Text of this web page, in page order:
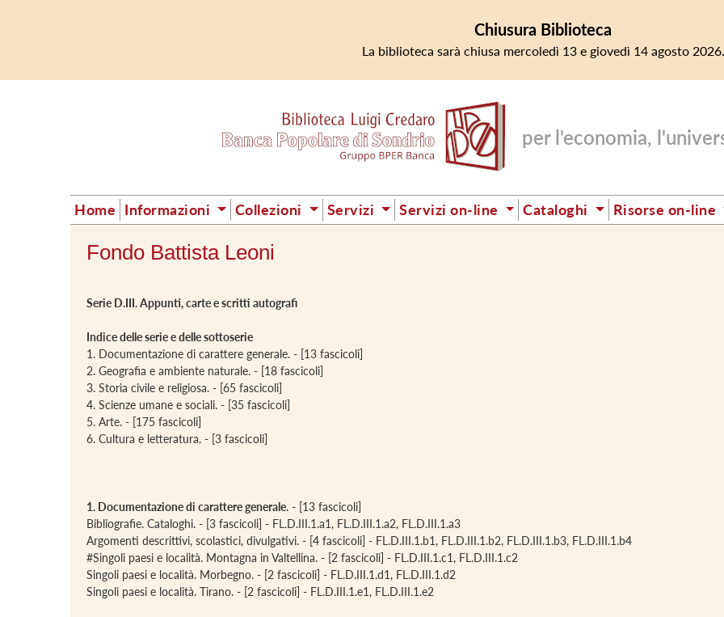
Chiusura Biblioteca
La biblioteca sarà chiusa mercoledì 13 e giovedì 14 agosto 2026.
per l'economia,
Home Informazioni Collezioni Servizi Servizi on-line Cataloghi Risorse on-line
Fondo Battista Leoni
Serie D.III. Appunti, carte e scritti autografi
Indice delle serie e delle sottoserie
1. Documentazione di carattere generale. - [13 fascicoli]
2. Geografia e ambiente naturale. - [18 fascicoli]
3. Storia civile e religiosa. - [65 fascicoli]
4. Scienze umane e sociali. - [35 fascicoli]
5. Arte. - [175 fascicoli]
6. Cultura e letteratura. - [3 fascicoli]
1. Documentazione di carattere generale. - [13 fascicoli]
Bibliografie. Cataloghi. - [3 fascicoli] - FL.D.III.1.a1, FL.D.III.1.a2, FL.D.III.1.a3
Argomenti descrittivi, scolastici, divulgativi. - [4 fascicoli] - FL.D.III.1.b1, FL.D.III.1.b2, FL.D.III.1.b3, FL.D.III.1.b4
#Singoli paesi e località. Montagna in Valtellina. - [2 fascicoli] - FL.D.III.1.c1, FL.D.III.1.c2
Singoli paesi e località. Morbegno. - [2 fascicoli] - FL.D.III.1.d1, FL.D.III.1.d2
Singoli paesi e località. Tirano. - [2 fascicoli] - FL.D.III.1.e1, FL.D.III.1.e2